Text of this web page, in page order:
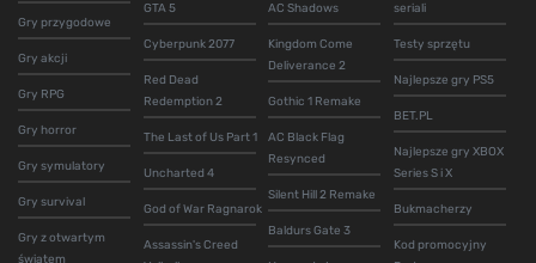
Gry przygodowe
Gry akcji
Gry RPG
Gry horror
Gry symulatory
Gry survival
Gry z otwartym
światem
GTA 5
Cyberpunk 2077
Red Dead
Redemption 2
The Last of Us Part 1
Uncharted 4
God of War Ragnarok
Assassin's Creed
AC Shadows
Kingdom Come
Deliverance 2
Gothic 1 Remake
AC Black Flag
Resynced
Silent Hill 2 Remake
Baldurs Gate 3
seriali
Testy sprzętu
Najlepsze gry PS5
BET.PL
Najlepsze gry XBOX
Series S i X
Bukmacherzy
Kod promocyjny